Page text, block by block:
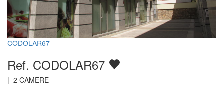
CODOLAR67
Ref. CODOLAR67
| 2 CAMERE